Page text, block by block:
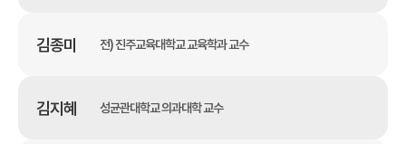
김종미 전) 진주교육대학교 교육학과 교수
김지혜 성균관대학교 의과대학 교수